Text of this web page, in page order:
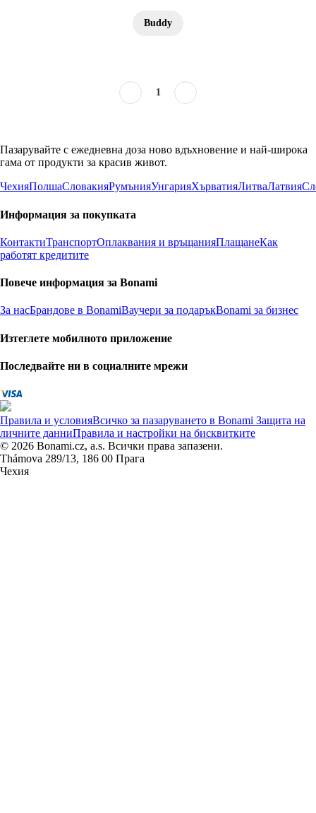
Buddy
1
Пазарувайте с ежедневна доза ново вдъхновение и най-широка
гама от продукти за красив живот.
ЧехияПолшаСловакияРумънияУнгарияХърватияЛитваЛатвия
Информация за покупката
КонтактиТранспортОплаквания и връщанияПлащанеКак
работят кредитите
Повече информация за Bonami
За насБрандове в BonamiВаучери за подаръкBonami за бизнес
Изтеглете мобилното приложение
Последвайте ни в социалните мрежи
Правила и условияВсичко за пазаруването в Bonami Защита на
личните данниПравила и настройки на бисквитките
© 2026 Bonami.cz, a.s. Всички права запазени.
Thámova 289/13, 186 00 Прага
Чехия